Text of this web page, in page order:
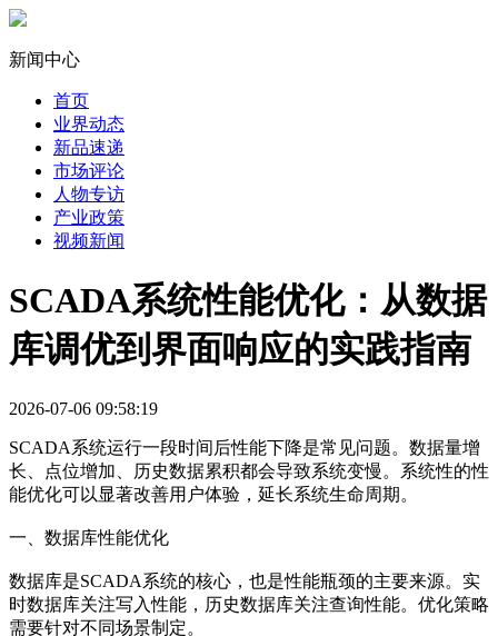
新闻中心
首页
业界动态
新品速递
市场评论
人物专访
产业政策
视频新闻
SCADA系统性能优化：从数据
库调优到界面响应的实践指南
2026-07-06 09:58:19
SCADA系统运行一段时间后性能下降是常见问题。数据量增
长、点位增加、历史数据累积都会导致系统变慢。系统性的性
能优化可以显著改善用户体验，延长系统生命周期。
一、数据库性能优化
数据库是SCADA系统的核心，也是性能瓶颈的主要来源。实
时数据库关注写入性能，历史数据库关注查询性能。优化策略
需要针对不同场景制定。